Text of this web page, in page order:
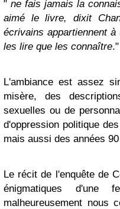
" ne fais jamais la
aimé le livre, dixit
écrivains appartiennent
les lire que les connaître."
L'ambiance est assez
misère, des
sexuelles ou de
d'oppression politique
mais aussi des années
Le récit de l'enquête de
énigmatiques
malheureusement nous